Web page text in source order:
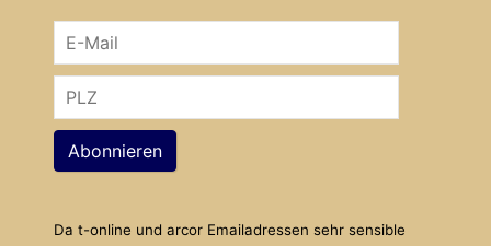
Abonnieren
Da t-online und arcor Emailadressen sehr sensible